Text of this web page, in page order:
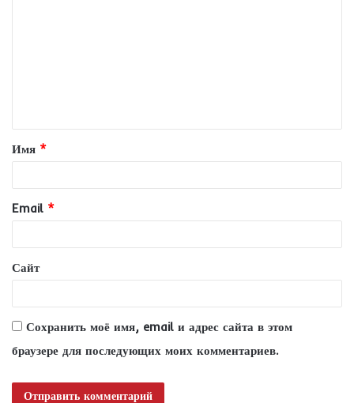
т
а
и
й
*
Имя *
Email *
Сайт
Сохранить моё имя, email и адрес сайта в этом
браузере для последующих моих комментариев.